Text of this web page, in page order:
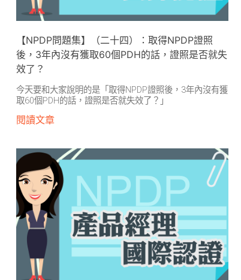
【NPDP問題集】（二十四）：取得NPDP證照
後，3年內沒有獲取60個PDH的話，證照是否就失
效了？
今天要和大家說明的是「取得NPDP證照後，3年內沒有獲
取60個PDH的話，證照是否就失效了？」
閱讀文章